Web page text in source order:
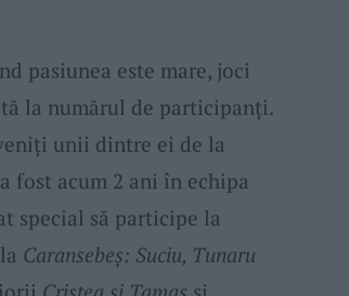
pasiunea este mare, joci
la numărul de participanți.
unii dintre ei de la
fost acum 2 ani în echipa
special să participe la
Caransebeș: Suciu, Tunaru
Cristea și Tamaș și